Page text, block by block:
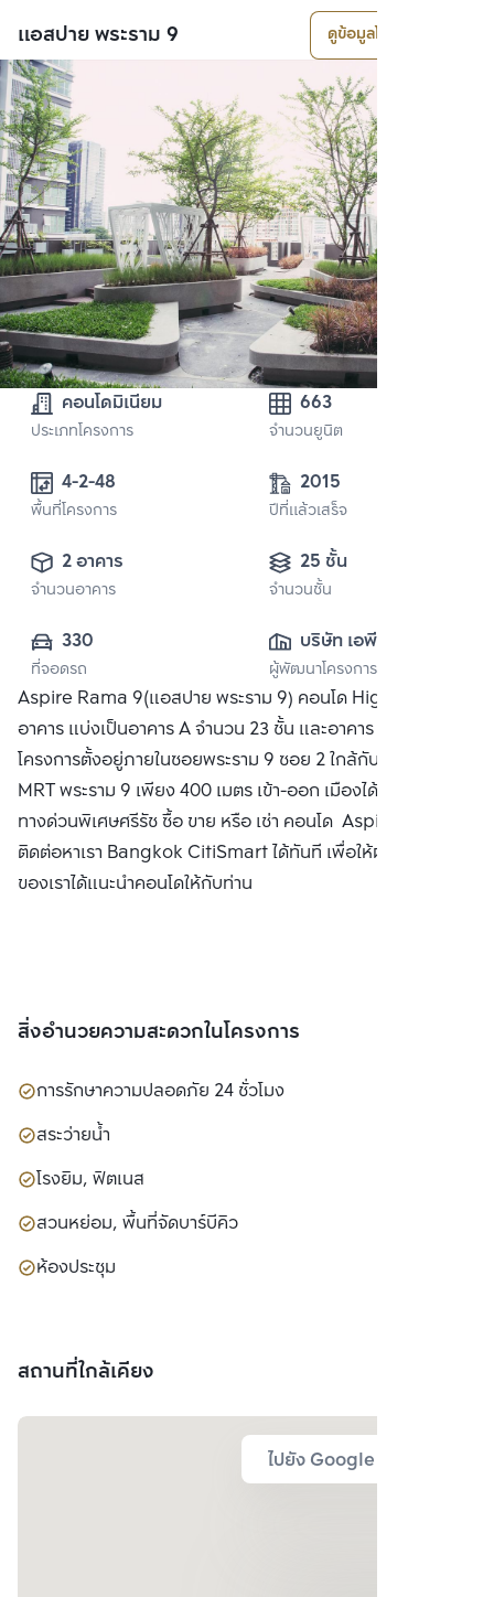
แอสปาย พระราม 9 ดูข้อมูลโครงการ
คอนโดมิเนียม
ประเภทโครงการ
663
จำนวนยูนิต
4-2-48
พื้นที่โครงการ
2015
ปีที่แล้วเสร็จ
2 อาคาร
จำนวนอาคาร
25 ชั้น
จำนวนชั้น
330
ที่จอดรถ
บริษัท เอพี (ไทย
แลนด์)
จำกัด(มหาชน)
ผู้พัฒนาโครงการ
Aspire Rama 9(แอสปาย พระราม 9) คอนโด High Rise 2
อาคาร แบ่งเป็นอาคาร A จำนวน 23 ชั้น และอาคาร B 25 ชั้น ตัว
โครงการตั้งอยู่ภายในซอยพระราม 9 ซอย 2 ใกล้กับรถไฟฟ้า
MRT พระราม 9 เพียง 400 เมตร เข้า-ออก เมืองได้สะดวกด้วย
ทางด่วนพิเศษศรีรัช ซื้อ ขาย หรือ เช่า คอนโด Aspire พระราม 9
ติดต่อหาเรา Bangkok CitiSmart ได้ทันที เพื่อให้ผู้เชี่ยวชาญ
ของเราได้แนะนำคอนโดให้กับท่าน
สิ่งอำนวยความสะดวกในโครงการ
การรักษาความปลอดภัย 24 ชั่วโมง
สระว่ายน้ำ
โรงยิม, ฟิตเนส
สวนหย่อม, พื้นที่จัดบาร์บีคิว
ห้องประชุม
สถานที่ใกล้เคียง
ไปยัง Google Map